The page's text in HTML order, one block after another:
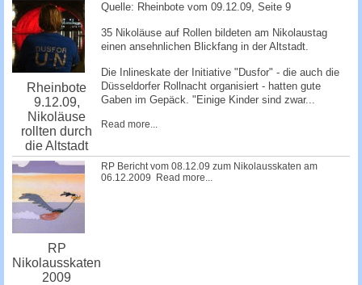
Rheinbote
9.12.09,
Nikoläuse
rollten durch
die Altstadt
Quelle: Rheinbote vom 09.12.09, Seite 9
35 Nikoläuse auf Rollen bildeten am Nikolaustag
einen ansehnlichen Blickfang in der Altstadt.
Die Inlineskate der Initiative "Dusfor" - die auch die
Düsseldorfer Rollnacht organisiert - hatten gute
Gaben im Gepäck. "Einige Kinder sind zwar...
Read more...
RP
Nikolausskaten
2009
RP ­Bericht vom 08.12.09 zum Nikolausskaten am
06.12.2009 ­­­
Read more...